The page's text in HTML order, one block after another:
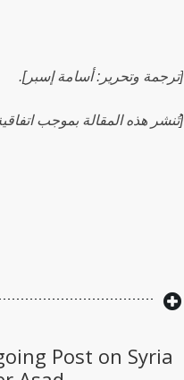
[ترجمة وتحرير: أسامة إسبر].
[تُنشر هذه المقالة بموجب
Post on Syria